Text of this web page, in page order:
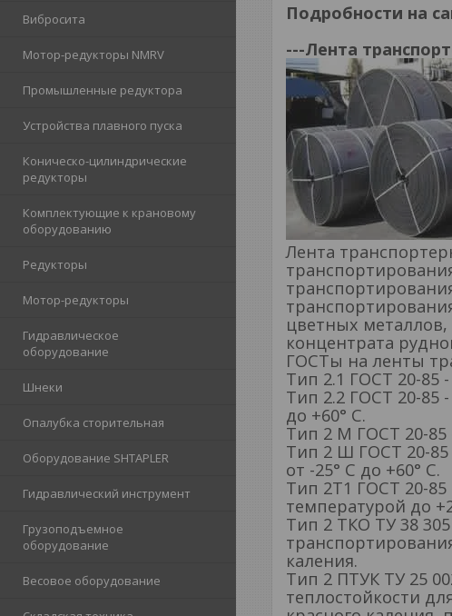
Вибросита
Мотор-редукторы NMRV
Промышленные редуктора
Устройства плавного пуска
Коническо-цилиндрические
редукторы
Комплектующие к крановому
оборудованию
Редукторы
Мотор-редукторы
Гидравлическое
оборудование
Шнеки
Опалубка сторительная
Оборудование SHTAPLER
Гидравлический инструмент
Грузоподъемное
оборудование
Весовое оборудование
Подробности на
---Лента
Лента
цветных
концентрата
ГОСТы на ленты
Тип 2.1 ГОСТ 20-85
Тип 2.2 ГОСТ 20-85
до +60° С.
Тип 2 М ГОСТ 20-85
Тип 2 Ш ГОСТ 20-85
от -25° С до +60° С.
Тип 2Т1 ГОСТ 20-
температурой до
Тип 2 ТКО ТУ 38
каления.
Тип 2 ПТУК ТУ 25
теплостойкости